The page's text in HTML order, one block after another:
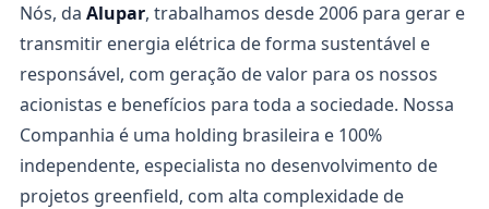
Nós, da Alupar, trabalhamos desde 2006 para gerar e
transmitir energia elétrica de forma sustentável e
responsável, com geração de valor para os nossos
acionistas e benefícios para toda a sociedade. Nossa
Companhia é uma holding brasileira e 100%
independente, especialista no desenvolvimento de
projetos greenfield, com alta complexidade de